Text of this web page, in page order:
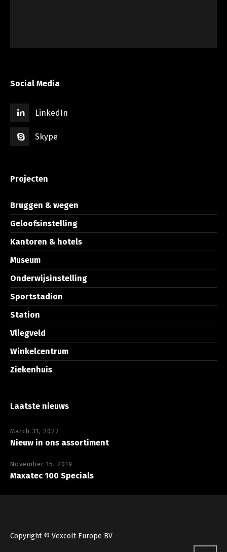
Social Media
LinkedIn
Skype
Projecten
Bruggen & wegen
Geloofsinstelling
Kantoren & hotels
Museum
Onderwijsinstelling
Sportstadion
Station
Vliegveld
Winkelcentrum
Ziekenhuis
Laatste nieuws
March 31, 2022
Nieuw in ons assortiment
November 15, 2019
Maxatec 100 Specials
Copyright © Vexcolt Europe BV